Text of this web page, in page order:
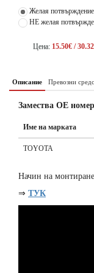
Желая
НЕ желая
Цена: 15.50€ /
Описание Превозни
Замества ОЕ
Име на марката
TOYOTA
Начин на
⇒ ТУК